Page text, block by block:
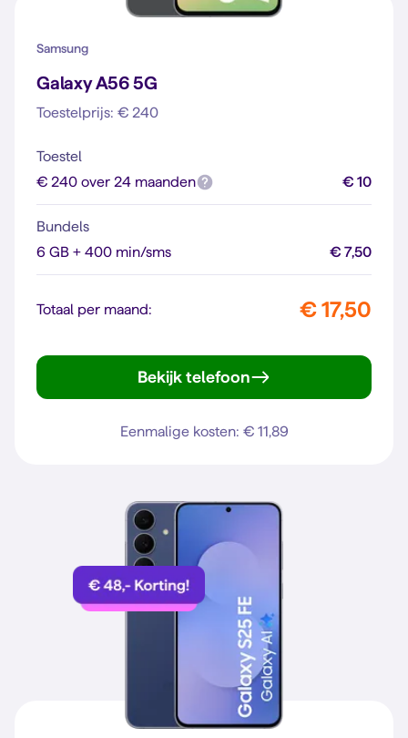
Samsung
Galaxy A56 5G
Toestelprijs: € 240
Toestel
€ 240 over 24 maanden
€ 10
Bundels
6 GB + 400 min/sms
€ 7,50
Totaal per maand: € 17,50
Bekijk telefoon
Eenmalige kosten: € 11,89